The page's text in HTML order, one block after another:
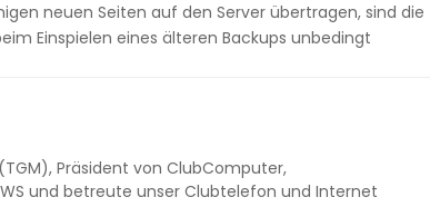
neuen Seiten auf den Server übertragen, sind die
Einspielen eines älteren Backups unbedingt
Präsident von ClubComputer,
und betreute unser Clubtelefon und Internet